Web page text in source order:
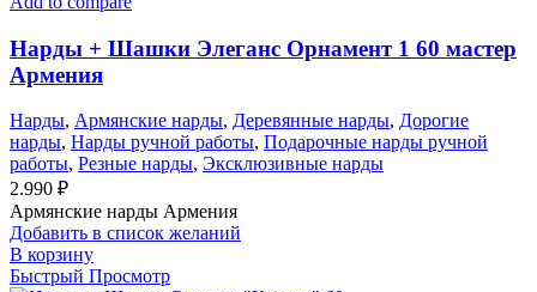
Нарды + Шашки Элеганс Орнамент 1 60 мастер
Армения
Нарды, Армянские нарды, Деревянные нарды, Дорогие
нарды, Нарды ручной работы, Подарочные нарды ручной
работы, Резные нарды, Эксклюзивные нарды
2.990 ₽
Армянские нарды Армения
Добавить в список желаний
В корзину
Быстрый Просмотр